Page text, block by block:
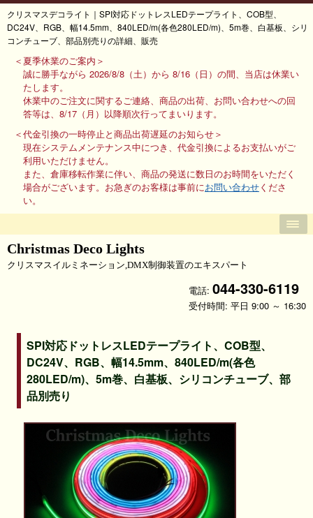
クリスマスデコライト｜SPI対応ドットレスLEDテープライト、COB型、
DC24V、RGB、幅14.5mm、840LED/m(各色280LED/m)、5m巻、白基板、シリ
コンチューブ、部品別売りの詳細、販売
＜夏季休業のご案内＞
誠に勝手ながら 2026/8/8（土）から 8/16（日）の間、当店は休業い
たします。
休業中のご注文に関するご連絡、商品の出荷、お問い合わせへの回
答等は、8/17（月）以降順次行ってまいります。
＜代金引換の一時停止と商品出荷遅延のお知らせ＞
現在システムメンテナンス中につき、代金引換によるお支払いがご
利用いただけません。
また、倉庫移転作業に伴い、商品の発送に数日のお時間をいただく
場合がございます。お急ぎのお客様は事前にお問い合わせくださ
い。
Christmas Deco Lights
クリスマスイルミネーション,DMX制御装置のエキスパート
電話: 044-330-6119
受付時間: 平日 9:00 ～ 16:30
SPI対応ドットレスLEDテープライト、COB型、
DC24V、RGB、幅14.5mm、840LED/m(各色
280LED/m)、5m巻、白基板、シリコンチューブ、部
品別売り